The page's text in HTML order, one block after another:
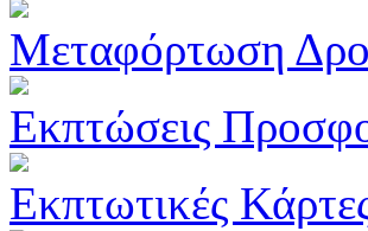
Μεταφόρτωση
Εκπτώσεις
Εκπτωτικές